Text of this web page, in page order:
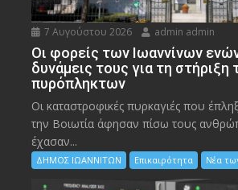
7 Αυγούστου 2026 admin admin
Οι φορείς των Ιωαννίνων
δυνάμεις τους για τη στήριξη
πυρόπληκτων
Οι καταστροφικές πυρκαγιές που
την Bοιωτία άφησαν πίσω τους
έχασαν...
ΔΗΜΟΣ ΙΩΑΝΝΙΤΩΝ Επικαιρότητα Νέα